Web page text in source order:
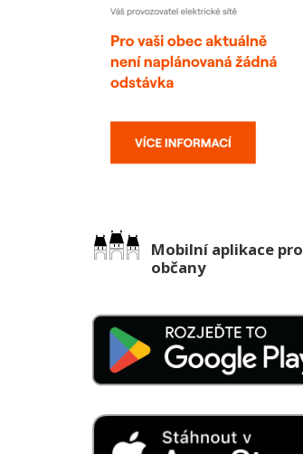
Mobilní aplikace pro
občany